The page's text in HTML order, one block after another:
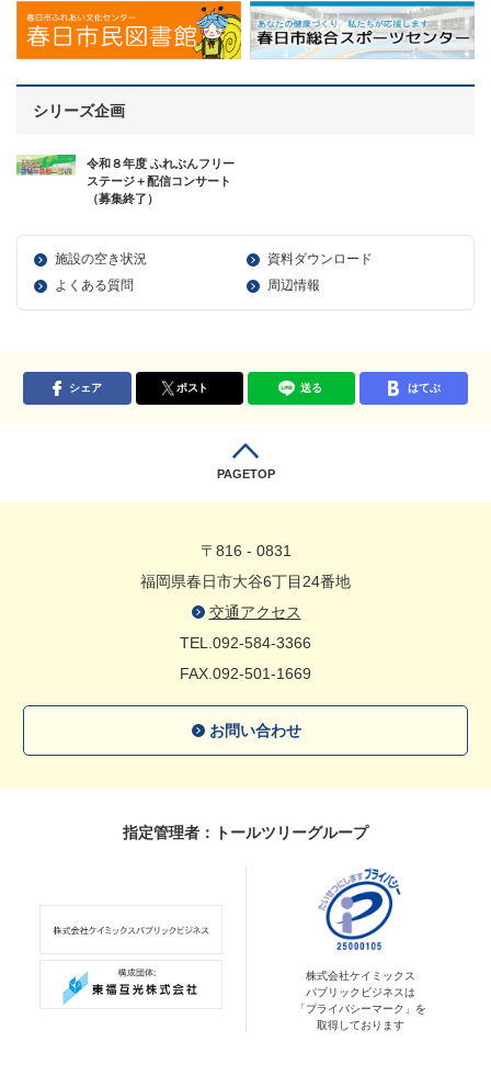
シリーズ企画
令和８年度 ふれぶんフリー
ステージ＋配信コンサート
（募集終了）
施設の空き状況
資料ダウンロード
よくある質問
周辺情報
シェア ポスト 送る はてぶ
PAGETOP
〒816 - 0831
福岡県春日市大谷6丁目24番地
交通アクセス
TEL.092-584-3366
FAX.092-501-1669
お問い合わせ
指定管理者：トールツリーグループ
株式会社ケイミックス
パブリックビジネスは
「プライバシーマーク」を
取得しております